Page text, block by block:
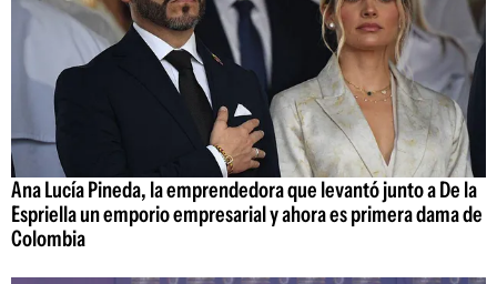
Ana Lucía Pineda, la emprendedora que levantó junto a De la
Espriella un emporio empresarial y ahora es primera dama de
Colombia